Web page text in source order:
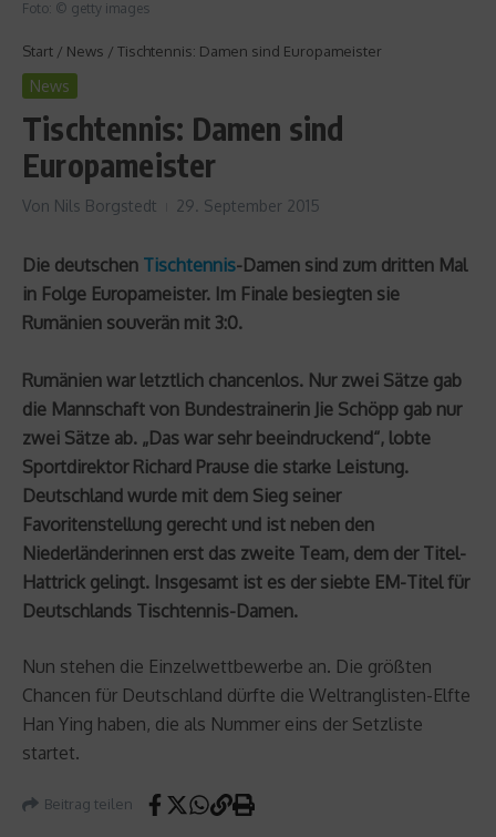
Foto: © getty images
Start / News / Tischtennis: Damen sind Europameister
News
Tischtennis: Damen sind
Europameister
Von Nils Borgstedt 29. September 2015
Die deutschen Tischtennis-Damen sind zum dritten Mal
in Folge Europameister. Im Finale besiegten sie
Rumänien souverän mit 3:0.
Rumänien war letztlich chancenlos. Nur zwei Sätze gab
die Mannschaft von Bundestrainerin Jie Schöpp gab nur
zwei Sätze ab. „Das war sehr beeindruckend“, lobte
Sportdirektor Richard Prause die starke Leistung.
Deutschland wurde mit dem Sieg seiner
Favoritenstellung gerecht und ist neben den
Niederländerinnen erst das zweite Team, dem der Titel-
Hattrick gelingt. Insgesamt ist es der siebte EM-Titel für
Deutschlands Tischtennis-Damen.
Nun stehen die Einzelwettbewerbe an. Die größten
Chancen für Deutschland dürfte die Weltranglisten-Elfte
Han Ying haben, die als Nummer eins der Setzliste
startet.
Beitrag teilen